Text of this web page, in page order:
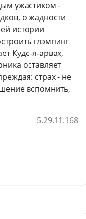
ужастиком -
о жадности
истории
глэмпинг
Куде-я-арвах,
оставляет
страх - не
вспомнить,
5.29.11.168